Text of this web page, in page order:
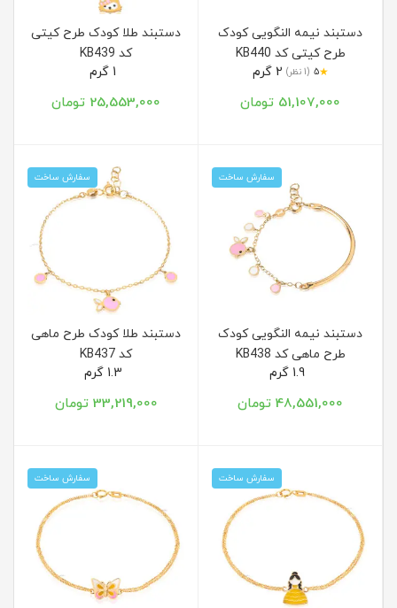
دستبند نیمه النگویی کودک
طرح کیتی کد KB440
★
5 (1 نظر)
51,107,000 تومان
دستبند طلا کودک طرح کیتی
کد KB439
25,553,000 تومان
سفارش ساخت
دستبند نیمه النگویی کودک
طرح ماهی کد KB438
48,551,000 تومان
سفارش ساخت
دستبند طلا کودک طرح ماهی
کد KB437
33,219,000 تومان
سفارش ساخت سفارش ساخت